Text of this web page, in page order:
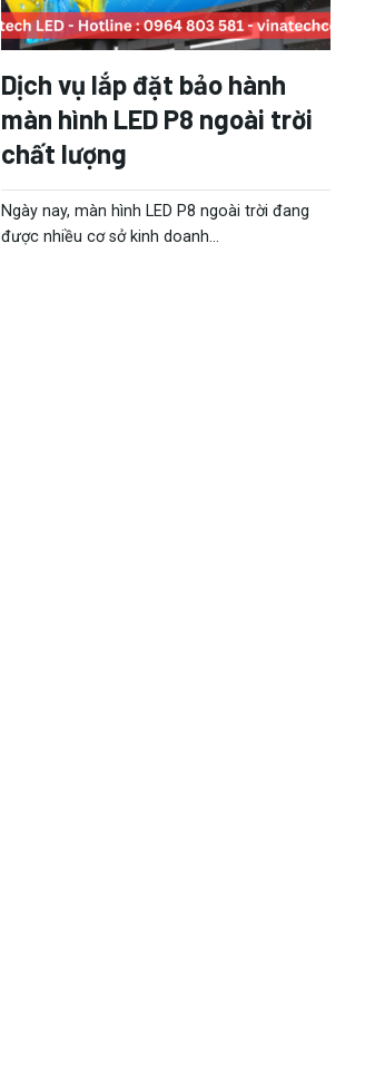
Dịch vụ lắp đặt bảo hành
màn hình LED P8 ngoài trời
chất lượng
Ngày nay, màn hình LED P8 ngoài trời đang
được nhiều cơ sở kinh doanh...